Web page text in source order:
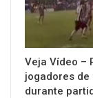
Veja Vídeo –
jogadores
durante